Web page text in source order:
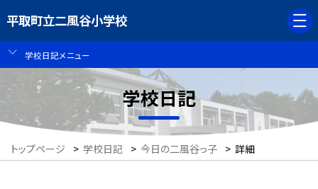
平取町立二風谷小学校
学校日記メニュー
学校日記
トップページ > 学校日記 > 今日の二風谷っ子 > 詳細